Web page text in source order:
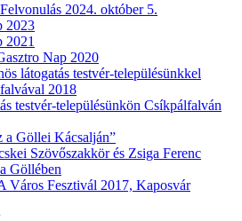
2024. október 5.
2023
2021
Nap 2020
látogatás testvér-településünkkel
2018
testvér-településünkön Csíkpálfalván
a Göllei Kácsalján”
Szövőszakkör és Zsiga Ferenc
Göllében
Város Fesztivál 2017, Kaposvár